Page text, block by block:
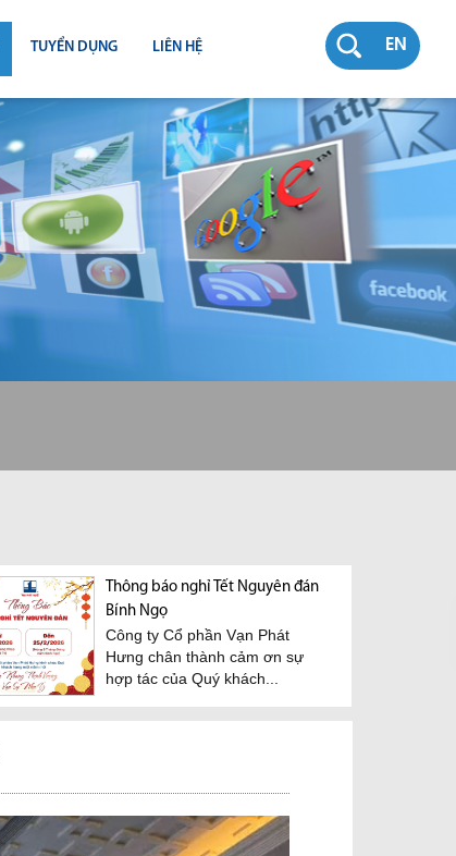
EN
TUYỂN DỤNG LIÊN HỆ
Thông báo nghỉ Tết Nguyên đán
Bính Ngọ
Công ty Cổ phần Vạn Phát
Hưng chân thành cảm ơn sự
hợp tác của Quý khách...